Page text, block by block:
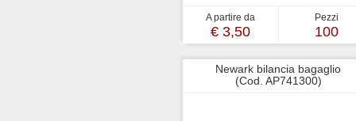
A partire da
€ 3,50
Pezzi
100
Newark bilancia bagaglio
(Cod. AP741300)